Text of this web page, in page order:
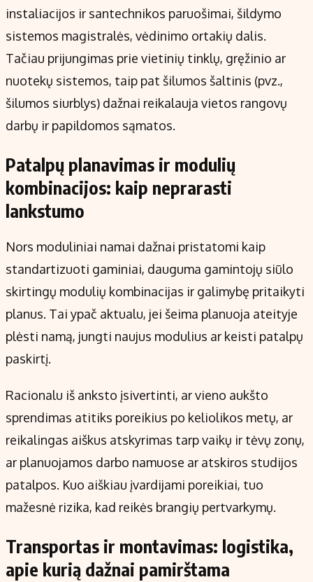
instaliacijos ir santechnikos paruošimai, šildymo
sistemos magistralės, vėdinimo ortakių dalis.
Tačiau prijungimas prie vietinių tinklų, gręžinio ar
nuotekų sistemos, taip pat šilumos šaltinis (pvz.,
šilumos siurblys) dažnai reikalauja vietos rangovų
darbų ir papildomos sąmatos.
Patalpų planavimas ir modulių
kombinacijos: kaip neprarasti
lankstumo
Nors moduliniai namai dažnai pristatomi kaip
standartizuoti gaminiai, dauguma gamintojų siūlo
skirtingų modulių kombinacijas ir galimybę pritaikyti
planus. Tai ypač aktualu, jei šeima planuoja ateityje
plėsti namą, jungti naujus modulius ar keisti patalpų
paskirtį.
Racionalu iš anksto įsivertinti, ar vieno aukšto
sprendimas atitiks poreikius po keliolikos metų, ar
reikalingas aiškus atskyrimas tarp vaikų ir tėvų zonų,
ar planuojamos darbo namuose ar atskiros studijos
patalpos. Kuo aiškiau įvardijami poreikiai, tuo
mažesnė rizika, kad reikės brangių pertvarkymų.
Transportas ir montavimas: logistika,
apie kurią dažnai pamirštama